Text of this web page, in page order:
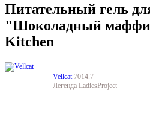
Питательный гель
"Шоколадный
Kitchen
Vellcat 7014.7
Легенда LadiesProject